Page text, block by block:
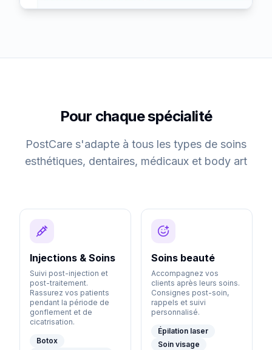
Pour chaque spécialité
PostCare s'adapte à tous les types de soins
esthétiques, dentaires, médicaux et body art
Injections & Soins
Suivi post-injection et
post-traitement.
Rassurez vos patients
pendant la période de
gonflement et de
cicatrisation.
Botox
Soins beauté
Accompagnez vos
clients après leurs soins.
Consignes post-soin,
rappels et suivi
personnalisé.
Épilation laser
Soin visage